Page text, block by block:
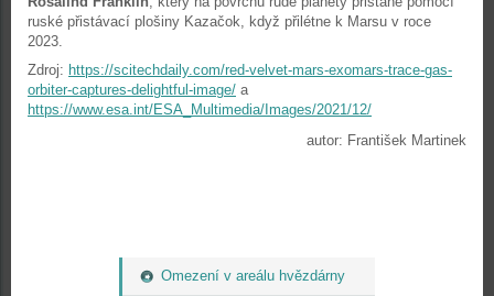
Omezení v areálu hvězdárny
ruské přistávací plošiny Kazačok, když přilétne k Marsu v roce
2023.
Zdroj: https://scitechdaily.com/red-velvet-mars-exomars-trace-gas-
orbiter-captures-delightful-image/ a
https://www.esa.int/ESA_Multimedia/Images/2021/12/
autor: František Martinek